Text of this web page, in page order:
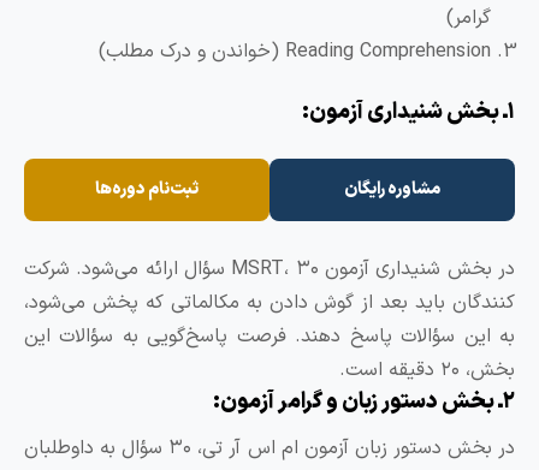
گرامر)
Reading Comprehension (خواندن و درک مطلب)
مشاوره رایگان ثبت‌نام دوره‌ها
در بخش شنیداری آزمون MSRT، ۳۰ سؤال ارائه می‌شود. شرکت
باید بعد از گوش دادن به مکالماتی که پخش می‌شود،
این سؤالات پاسخ دهند. فرصت پاسخ‌گویی به سؤالات این
۲۰ دقیقه است.
در بخش دستور زبان آزمون ام‌ اس آر تی، ۳۰ سؤال به داوطلبان